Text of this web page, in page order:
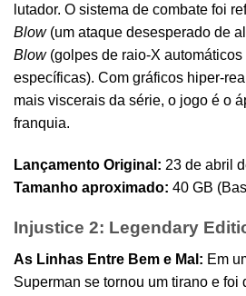
lutador. O sistema de combate foi
Blow(um ataque desesperado de
Blow(golpes de raio-X automáticos
específicas). Com gráficos hiper-
mais viscerais da série, o jogo é o
franquia.
Lançamento Original: 23 de abril
Tamanho aproximado: 40 GB
Injustice 2: Legendary
As Linhas Entre Bem e Mal: Em
Superman se tornou um tirano e foi